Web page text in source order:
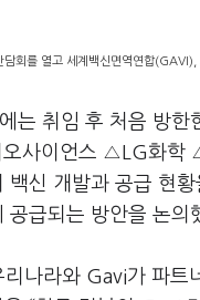
회를 열고 세계백신면역연합
는 취임 후 처음 방
오사이언스 △LG화
백신 개발과 공급 현
급되는 방안을 논의
나라와 Gavi가 파